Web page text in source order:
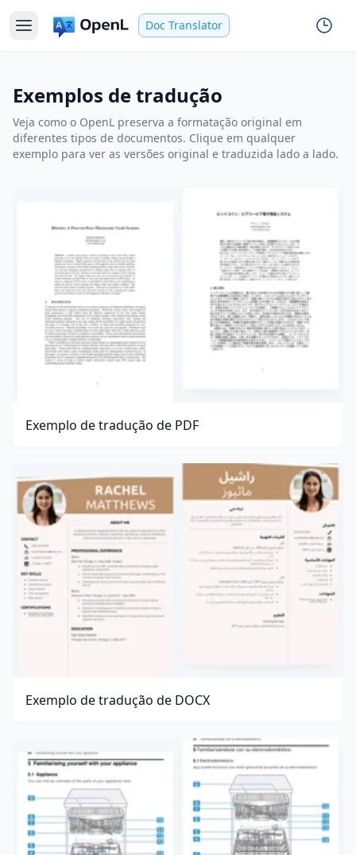
Doc Translator
Exemplos de tradução
Veja como o OpenL preserva a formatação original em
diferentes tipos de documentos. Clique em qualquer
exemplo para ver as versões original e traduzida lado a lado.
Exemplo de tradução de PDF
Exemplo de tradução de DOCX